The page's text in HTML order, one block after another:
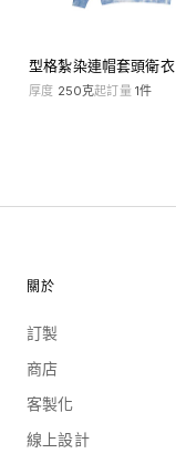
型格紮染連帽套頭衛衣
厚度 250克起訂量 1件
關於
訂製
商店
客製化
線上設計